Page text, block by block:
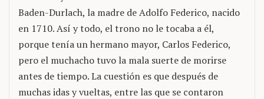
Baden-Durlach, la madre de Adolfo Federico, nacido
en 1710. Así y todo, el trono no le tocaba a él,
porque tenía un hermano mayor, Carlos Federico,
pero el muchacho tuvo la mala suerte de morirse
antes de tiempo. La cuestión es que después de
muchas idas y vueltas, entre las que se contaron